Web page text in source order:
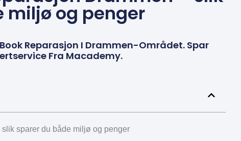
miljø og penger
Reparasjon I Drammen-Området. Spar
Fra Macademy.
sparer du både miljø og penger